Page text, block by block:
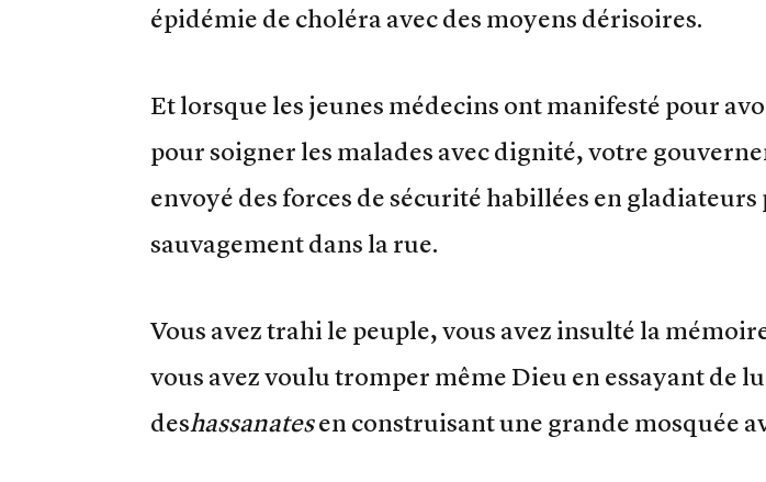
épidémie de choléra avec des moyens dérisoires.
Et lorsque les jeunes médecins ont manifesté pour
pour soigner les malades avec dignité, votre
envoyé des forces de sécurité habillées en
sauvagement dans la rue.
Vous avez trahi le peuple, vous avez insulté la
vous avez voulu tromper même Dieu en essayant de
deshassanatesen construisant une grande mosquée